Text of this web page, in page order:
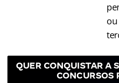
QUER CONQUISTAR A
CONCURSOS